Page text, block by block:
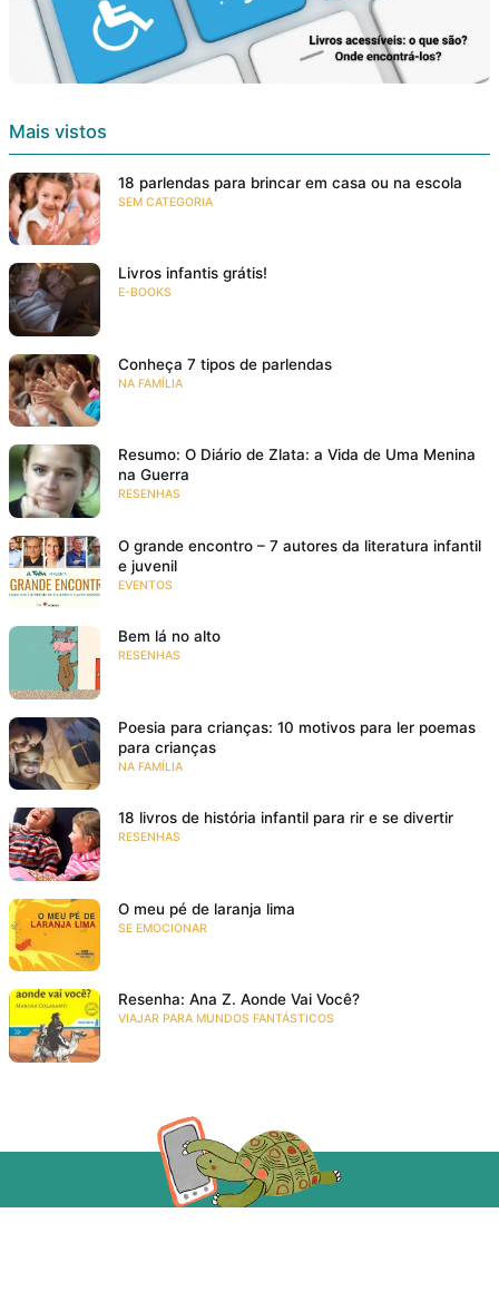
Mais vistos
18 parlendas para brincar em casa ou na escola
SEM CATEGORIA
Livros infantis grátis!
E-BOOKS
Conheça 7 tipos de parlendas
NA FAMÍLIA
Resumo: O Diário de Zlata: a Vida de Uma Menina
na Guerra
RESENHAS
O grande encontro – 7 autores da literatura infantil
e juvenil
EVENTOS
Bem lá no alto
RESENHAS
Poesia para crianças: 10 motivos para ler poemas
para crianças
NA FAMÍLIA
18 livros de história infantil para rir e se divertir
RESENHAS
O meu pé de laranja lima
SE EMOCIONAR
Resenha: Ana Z. Aonde Vai Você?
VIAJAR PARA MUNDOS FANTÁSTICOS